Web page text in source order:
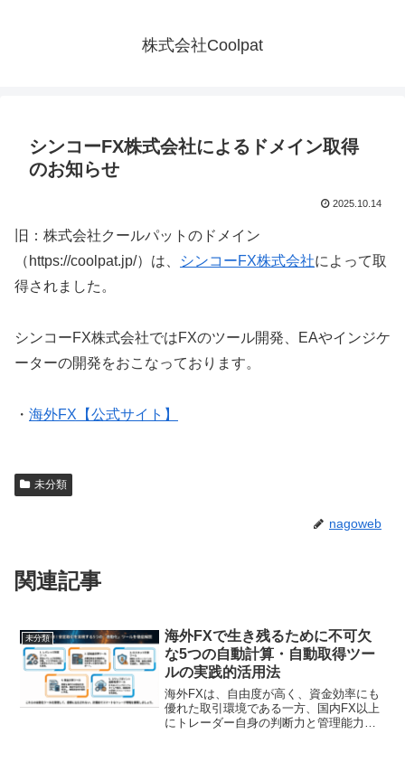
株式会社Coolpat
シンコーFX株式会社によるドメイン取得
のお知らせ
2025.10.14
旧：株式会社クールパットのドメイン
（https://coolpat.jp/）は、
シンコーFX株式会社によって取
得されました。
シンコーFX株式会社ではFXのツール開発、EAやインジケ
ーターの開発をおこなっております。
・ 海外FX【公式サイト】
未分類
nagoweb
関連記事
未分類
海外FXで生き残るために不可欠
な5つの自動計算・自動取得ツー
ルの実践的活用法
海外FXは、自由度が高く、資金効率にも
優れた取引環境である一方、国内FX以上
にトレーダー自身の判断力と管理能力が